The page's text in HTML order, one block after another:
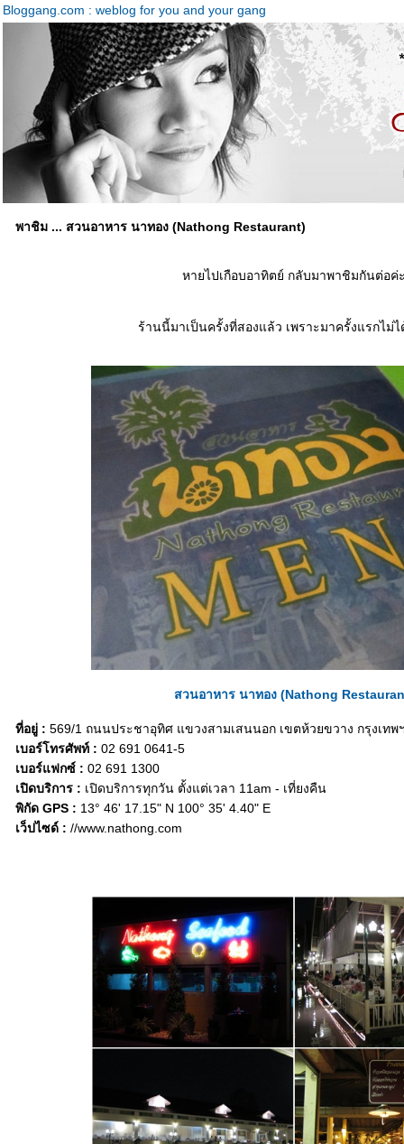
Bloggang.com : weblog for you and your gang
พาชิม ... สวนอาหาร นาทอง (Nathong Restaurant)
หายไปเกือบอาทิตย์ กลับมาพาชิมกันต่อค่
ร้านนี้มาเป็นครั้งที่สองแล้ว เพราะมาครั้งแรกไม่
สวนอาหาร นาทอง (Nathong
ที่อยู่ : 569/1 ถนนประชาอุทิศ แขวงสามเสนนอก เขตห้วยขวาง กรุงเทพ
เบอร์โทรศัพท์ : 02 691 0641-5
เบอร์แฟกซ์ : 02 691 1300
เปิดบริการ : เปิดบริการทุกวัน ตั้งแต่เวลา 11am - เที่ยงคืน
พิกัด GPS : 13° 46' 17.15" N 100° 35' 4.40" E
เว็ปไซด์ : //www.nathong.com